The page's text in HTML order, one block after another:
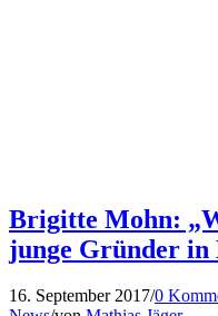
Brigitte Mohn:
junge Gründer in
16. September 2017/0